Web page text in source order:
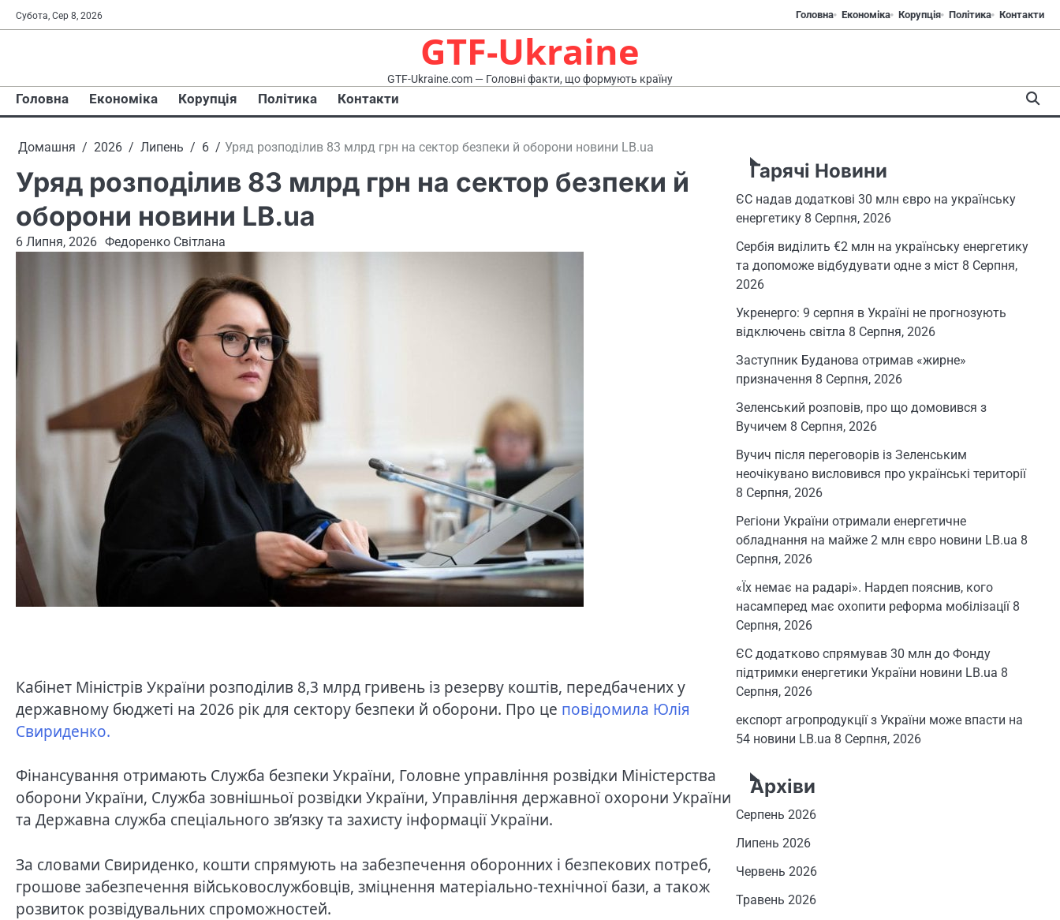
Перейти
до
Субота, Сер 8, 2026 Головна Економіка Корупція Політика Контакти
GTF-Ukraine
GTF-Ukraine.com — Головні факти, що формують країну
Головна Економіка Корупція Політика Контакти
Домашня 2026 Липень 6 Уряд розподілив 83 млрд грн на сектор безпеки й оборони новини LB.ua
Уряд розподілив 83 млрд грн на сектор безпеки й
оборони новини LB.ua
6 Липня, 2026 Федоренко Світлана
Кабінет Міністрів України розподілив 8,3 млрд гривень із резерву коштів, передбачених у
державному бюджеті на 2026 рік для сектору безпеки й оборони. Про це повідомила Юлія
Свириденко.
Фінансування отримають Служба безпеки України, Головне управління розвідки Міністерства
оборони України, Служба зовнішньої розвідки України, Управління державної охорони України
та Державна служба спеціального зв’язку та захисту інформації України.
За словами Свириденко, кошти спрямують на забезпечення оборонних і безпекових потреб,
грошове забезпечення військовослужбовців, зміцнення матеріально-технічної бази, а також
розвиток розвідувальних спроможностей.
Гарячі Новини
ЄС надав додаткові 30 млн євро на українську
енергетику 8 Серпня, 2026
Сербія виділить €2 млн на українську енергетику
та допоможе відбудувати одне з міст 8 Серпня,
2026
Укренерго: 9 серпня в Україні не прогнозують
відключень світла 8 Серпня, 2026
Заступник Буданова отримав «жирне»
призначення 8 Серпня, 2026
Зеленський розповів, про що домовився з
Вучичем 8 Серпня, 2026
Вучич після переговорів із Зеленським
неочікувано висловився про українські території
8 Серпня, 2026
Регіони України отримали енергетичне
обладнання на майже 2 млн євро новини LB.ua 8
Серпня, 2026
«Їх немає на радарі». Нардеп пояснив, кого
насамперед має охопити реформа мобілізації 8
Серпня, 2026
ЄС додатково спрямував 30 млн до Фонду
підтримки енергетики України новини LB.ua 8
Серпня, 2026
експорт агропродукції з України може впасти на
54 новини LB.ua 8 Серпня, 2026
Архіви
Серпень 2026
Липень 2026
Червень 2026
Травень 2026